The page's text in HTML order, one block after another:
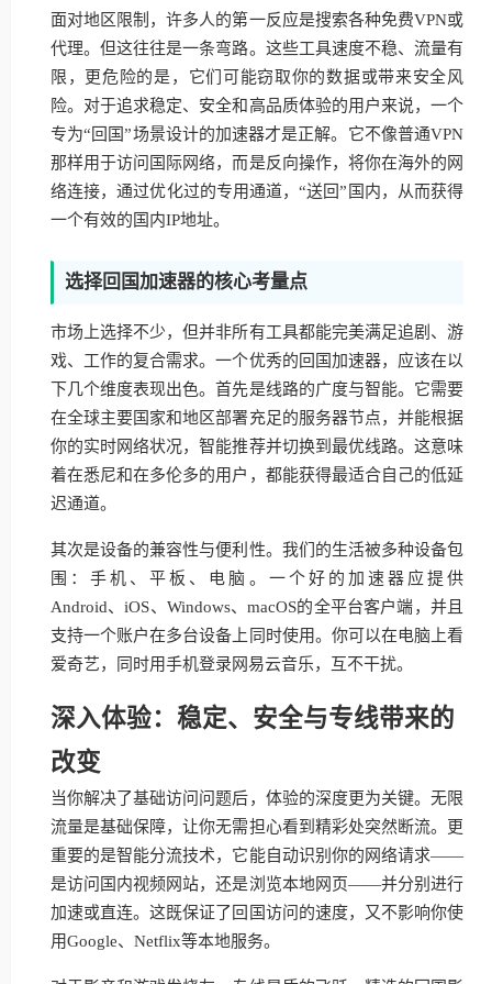
面对地区限制，许多人的第一反应是搜索各种免费VPN或
代理。但这往往是一条弯路。这些工具速度不稳、流量有
限，更危险的是，它们可能窃取你的数据或带来安全风
险。对于追求稳定、安全和高品质体验的用户来说，一个
专为“回国”场景设计的加速器才是正解。它不像普通VPN
那样用于访问国际网络，而是反向操作，将你在海外的网
络连接，通过优化过的专用通道，“送回”国内，从而获得
一个有效的国内IP地址。
选择回国加速器的核心考量点
市场上选择不少，但并非所有工具都能完美满足追剧、游
戏、工作的复合需求。一个优秀的回国加速器，应该在以
下几个维度表现出色。首先是线路的广度与智能。它需要
在全球主要国家和地区部署充足的服务器节点，并能根据
你的实时网络状况，智能推荐并切换到最优线路。这意味
着在悉尼和在多伦多的用户，都能获得最适合自己的低延
迟通道。
其次是设备的兼容性与便利性。我们的生活被多种设备包
围：手机、平板、电脑。一个好的加速器应提供
Android、iOS、Windows、macOS的全平台客户端，并且
支持一个账户在多台设备上同时使用。你可以在电脑上看
爱奇艺，同时用手机登录网易云音乐，互不干扰。
深入体验：稳定、安全与专线带来的
改变
当你解决了基础访问问题后，体验的深度更为关键。无限
流量是基础保障，让你无需担心看到精彩处突然断流。更
重要的是智能分流技术，它能自动识别你的网络请求——
是访问国内视频网站，还是浏览本地网页——并分别进行
加速或直连。这既保证了回国访问的速度，又不影响你使
用Google、Netflix等本地服务。